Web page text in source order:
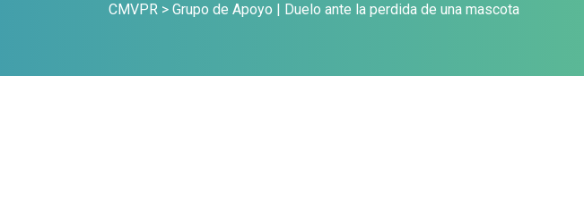
CMVPR > Grupo de Apoyo | Duelo ante la perdida de una mascota